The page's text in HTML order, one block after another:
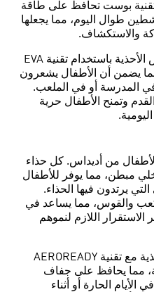
بوست تحافظ على طاقة
طوال اليوم، مما يجعلها
والاستكشاف.
بالإضافة إلى ذلك، تم تصميم بعض الأحذية باستخدام تقنية EVA
يضمن أن الأطفال يشعرون
في المدرسة أو في الملعب.
وتمنح الأطفال حرية
من أديداس. كل حذاء
مبطن، مما يوفر للأطفال
يرتدون فيها الحذاء.
والقوس، مما يساعد في
اللازم لنموهم
بالإضافة إلى ذلك، تأتي بعض الأحذية مع تقنية AEROREADY
مما يحافظ على جفاف
الحارة أو أثناء